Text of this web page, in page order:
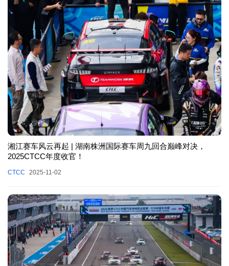
湘江赛车风云再起 | 湖南株洲国际赛车周九回合巅峰对决，
2025CTCC年度收官！
CTCC 2025-11-02